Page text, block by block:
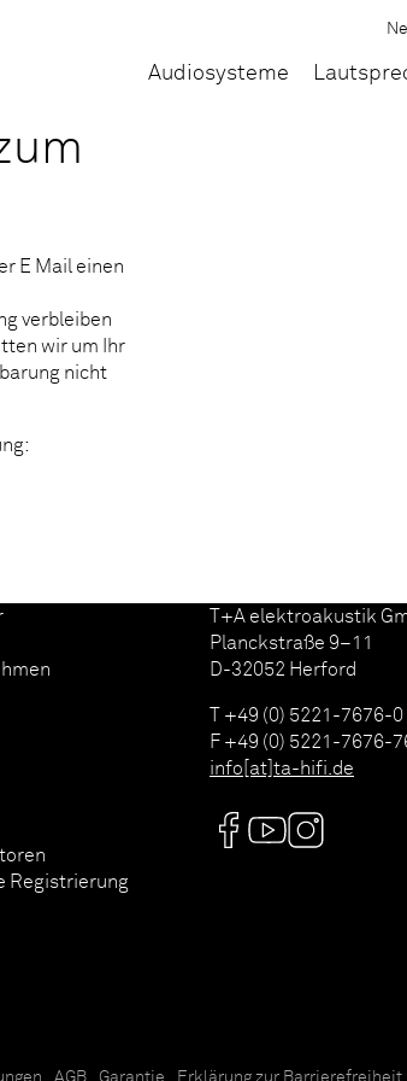
Audiosysteme
E Mail einen
verbleiben
wir um Ihr
nicht
Registrierung
T+A elektroakustik
Planckstraße 9–11
D-32052 Herford
T +49 (0) 5221-7676-0
F +49 (0) 5221-7676-
info[at]ta-hifi.de
AGB Garantie Erklärung zur Barrierefreiheit